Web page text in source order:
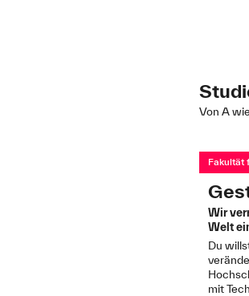
Von A
Fakultät
Wir
Welt
Du
mit